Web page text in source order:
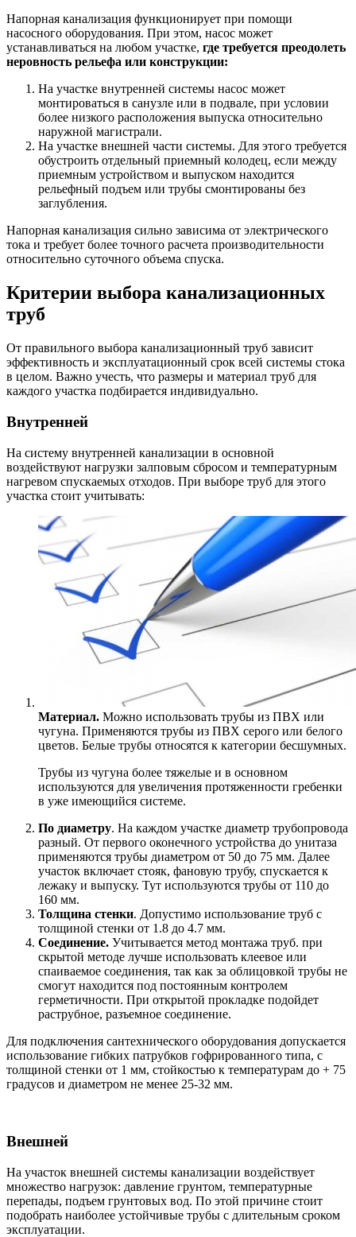
Напорная канализация функционирует при помощи
насосного оборудования. При этом, насос может
устанавливаться на любом участке, где требуется преодолеть
неровность рельефа или конструкции:
На участке внутренней системы насос может
монтироваться в санузле или в подвале, при условии
более низкого расположения выпуска относительно
наружной магистрали.
На участке внешней части системы. Для этого требуется
обустроить отдельный приемный колодец, если между
приемным устройством и выпуском находится
рельефный подъем или трубы смонтированы без
заглубления.
Напорная канализация сильно зависима от электрического
тока и требует более точного расчета производительности
относительно суточного объема спуска.
Критерии выбора канализационных
труб
От правильного выбора канализационный труб зависит
эффективность и эксплуатационный срок всей системы стока
в целом. Важно учесть, что размеры и материал труб для
каждого участка подбирается индивидуально.
Внутренней
На систему внутренней канализации в основной
воздействуют нагрузки залповым сбросом и температурным
нагревом спускаемых отходов. При выборе труб для этого
участка стоит учитывать:
Материал. Можно использовать трубы из ПВХ или
чугуна. Применяются трубы из ПВХ серого или белого
цветов. Белые трубы относятся к категории бесшумных.
Трубы из чугуна более тяжелые и в основном
используются для увеличения протяженности гребенки
в уже имеющийся системе.
По диаметру. На каждом участке диаметр трубопровода
разный. От первого оконечного устройства до унитаза
применяются трубы диаметром от 50 до 75 мм. Далее
участок включает стояк, фановую трубу, спускается к
лежаку и выпуску. Тут используются трубы от 110 до
160 мм.
Толщина стенки. Допустимо использование труб с
толщиной стенки от 1.8 до 4.7 мм.
Соединение. Учитывается метод монтажа труб. при
скрытой методе лучше использовать клеевое или
спаиваемое соединения, так как за облицовкой трубы не
смогут находится под постоянным контролем
герметичности. При открытой прокладке подойдет
раструбное, разъемное соединение.
Для подключения сантехнического оборудования допускается
использование гибких патрубков гофрированного типа, с
толщиной стенки от 1 мм, стойкостью к температурам до + 75
градусов и диаметром не менее 25-32 мм.
Внешней
На участок внешней системы канализации воздействует
множество нагрузок: давление грунтом, температурные
перепады, подъем грунтовых вод. По этой причине стоит
подобрать наиболее устойчивые трубы с длительным сроком
эксплуатации.